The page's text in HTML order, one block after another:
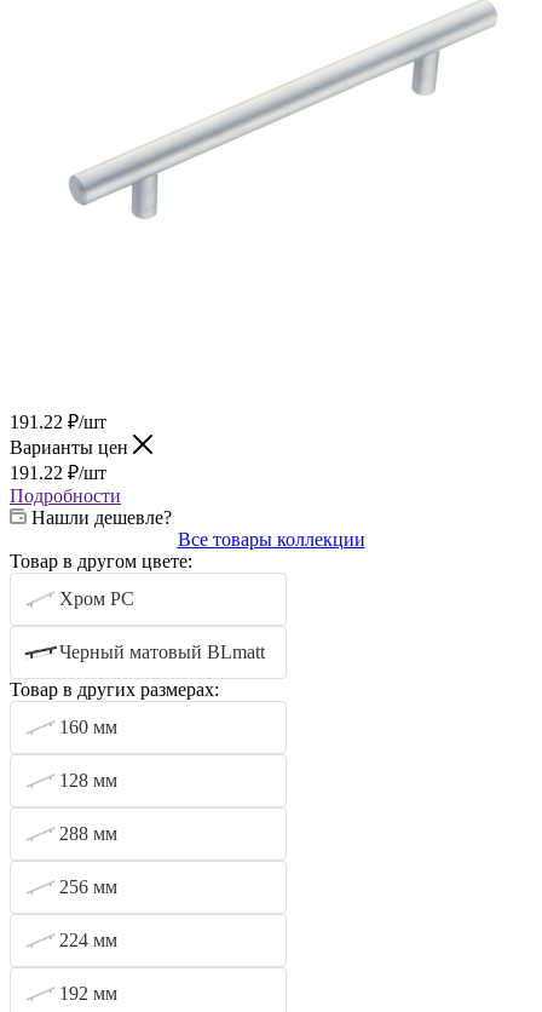
191.22 ₽/шт
Варианты цен
191.22 ₽/шт
Подробности
Нашли дешевле?
Все товары коллекции
Товар в другом цвете:
Хром PC
Черный матовый BLmatt
Товар в других размерах:
160 мм
128 мм
288 мм
256 мм
224 мм
192 мм